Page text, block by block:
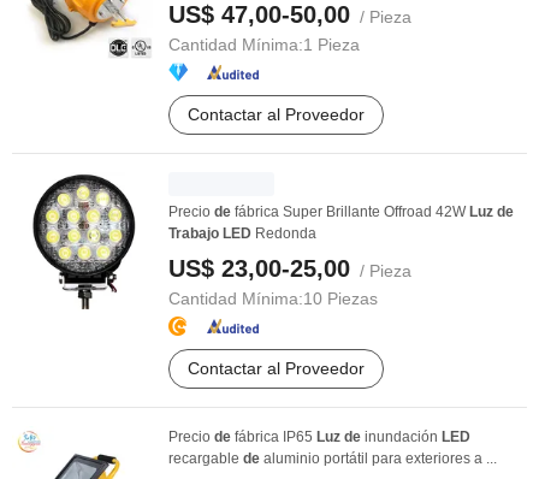
US$ 47,00-50,00 / Pieza
Cantidad Mínima:1 Pieza
Contactar al Proveedor
Precio de fábrica Super Brillante Offroad 42W Luz de
Trabajo LED Redonda
US$ 23,00-25,00 / Pieza
Cantidad Mínima:10 Piezas
Contactar al Proveedor
Precio de fábrica IP65 Luz de inundación LED
recargable de aluminio portátil para exteriores a ...